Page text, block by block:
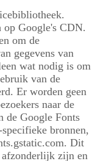
op Google's CDN.
om de
gegevens van
wat nodig is om
van de
Er worden geen
naar de
de Google Fonts
bronnen,
Dit
afzonderlijk zijn en